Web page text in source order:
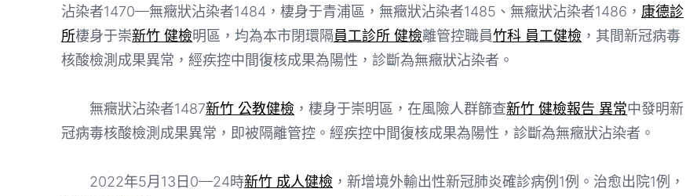
沾染者1470—無癥狀沾染者1484，棲身于青浦區，無癥狀沾染者1485、無癥狀沾染者1486， 康德診
所棲身于崇新竹 健檢明區，均為本市閉環隔員工診所 健檢離管控職員竹科 員工健檢 ，其間新冠病毒
核酸檢測成果異常，經疾控中間復核成果為陽性，診斷為無癥狀沾染者。
無癥狀沾染者1487新竹 公教健檢 ，棲身于崇明區，在風險人群篩查新竹 健檢報告 異常中發明新
冠病毒核酸檢測成果異常，即被隔離管控。經疾控中間復核成果為陽性，診斷為無癥狀沾染者。
2022年5月13日0—24時新竹 成人健檢 ，新增境外輸出性新冠肺炎確診病例1例。治愈出院1例，